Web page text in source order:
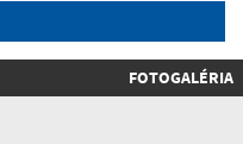
FOTOGALÉRIA